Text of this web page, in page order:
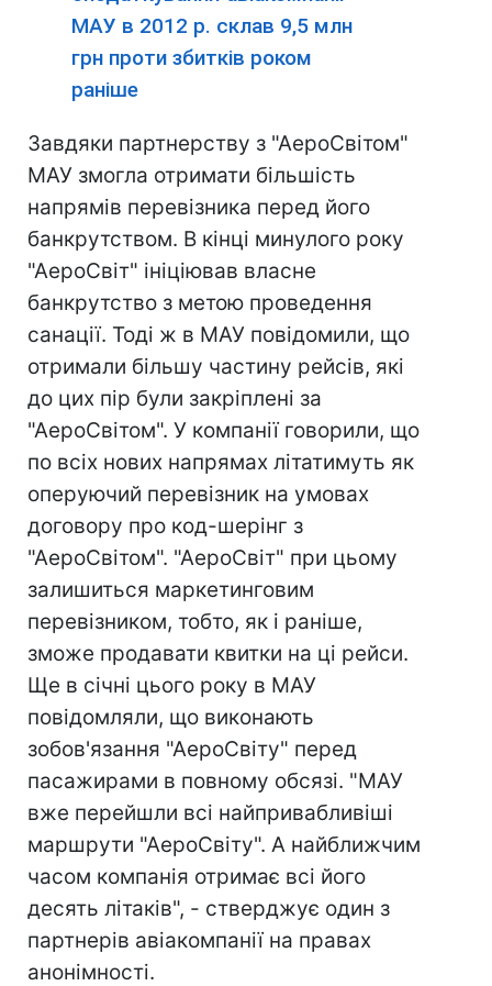
МАУ в 2012 р. склав 9,5 млн
грн проти збитків роком
раніше
Завдяки партнерству з "АероСвітом"
МАУ змогла отримати більшість
напрямів перевізника перед його
банкрутством. В кінці минулого року
"АероСвіт" ініціював власне
банкрутство з метою проведення
санації. Тоді ж в МАУ повідомили, що
отримали більшу частину рейсів, які
до цих пір були закріплені за
"АероСвітом". У компанії говорили, що
по всіх нових напрямах літатимуть як
оперуючий перевізник на умовах
договору про код-шерінг з
"АероСвітом". "АероСвіт" при цьому
залишиться маркетинговим
перевізником, тобто, як і раніше,
зможе продавати квитки на ці рейси.
Ще в січні цього року в МАУ
повідомляли, що виконають
зобов'язання "АероСвіту" перед
пасажирами в повному обсязі. "МАУ
вже перейшли всі найпривабливіші
маршрути "АероСвіту". А найближчим
часом компанія отримає всі його
десять літаків", - стверджує один з
партнерів авіакомпанії на правах
анонімності.